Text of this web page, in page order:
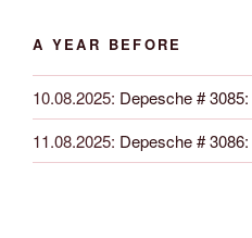
A YEAR BEFORE
10.08.2025: Depesche #
11.08.2025: Depesche #